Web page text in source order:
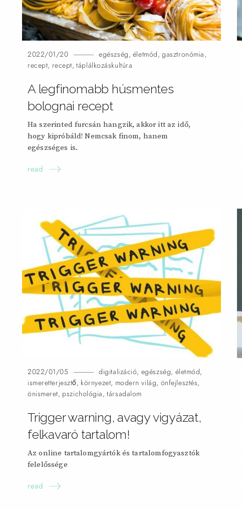
2022/01/20 egészség, életmód,gasztronómia,
recept, recept,táplálkozáskultúra
A legfinomabb húsmentes
bolognai recept
Ha szerinted furcsán hangzik, akkor itt az idő,
hogy kipróbáld! Nemcsak finom, hanem
egészséges is.
read
2022/01/05 digitalizáció, egészség, életmód,
ismeretterjesztő, környezet, modern világ, önfejlesztés,
önismeret, pszichológia,társadalom
Trigger warning, avagy vigyázat,
felkavaró tartalom!
Az online tartalomgyártók és tartalomfogyasztók
felelőssége
read